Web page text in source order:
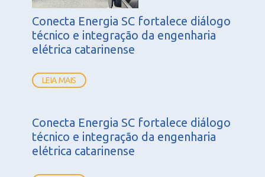
Conecta Energia SC fortalece diálogo
técnico e integração da engenharia
elétrica catarinense
LEIA MAIS
Conecta Energia SC fortalece diálogo
técnico e integração da engenharia
elétrica catarinense